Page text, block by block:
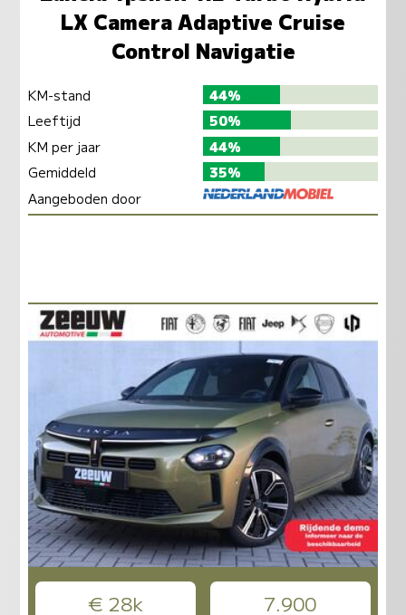
LX Camera Adaptive Cruise
Control Navigatie
KM-stand
44%
Leeftijd
50%
KM per jaar
44%
Gemiddeld
35%
Aangeboden door
€ 28k 7.900